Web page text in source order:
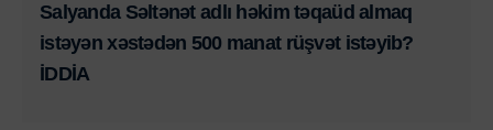
Salyanda Səltənət adlı həkim təqaüd almaq
istəyən xəstədən 500 manat rüşvət istəyib?
İDDİA